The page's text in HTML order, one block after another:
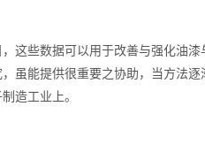
些数据可以用于改善与强化油漆
虽能提供很重要之协助，当方法
造工业上。